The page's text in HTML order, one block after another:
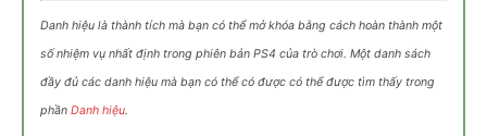
Danh hiệu là thành tích mà bạn có thể mở khóa bằng cách hoàn thành một
số nhiệm vụ nhất định trong phiên bản PS4 của trò chơi. Một danh sách
đầy đủ các danh hiệu mà bạn có thể có được có thể được tìm thấy trong
phần Danh hiệu